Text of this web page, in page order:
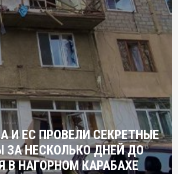
И ЕС ПРОВЕЛИ СЕКРЕТНЫЕ
ЗА НЕСКОЛЬКО ДНЕЙ ДО
В НАГОРНОМ КАРАБАХЕ